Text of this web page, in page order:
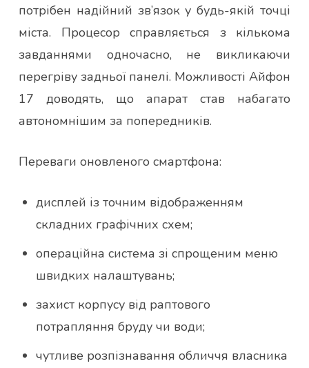
потрібен надійний зв’язок у будь-якій точці
міста. Процесор справляється з кількома
завданнями одночасно, не викликаючи
перегріву задньої панелі. Можливості Айфон
17 доводять, що апарат став набагато
автономнішим за попередників.
Переваги оновленого смартфона:
дисплей із точним відображенням
складних графічних схем;
операційна система зі спрощеним меню
швидких налаштувань;
захист корпусу від раптового
потрапляння бруду чи води;
чутливе розпізнавання обличчя власника